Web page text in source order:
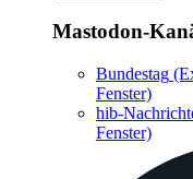
Mastodon-
Bundestag
Fenster)
hib-
Fenster)